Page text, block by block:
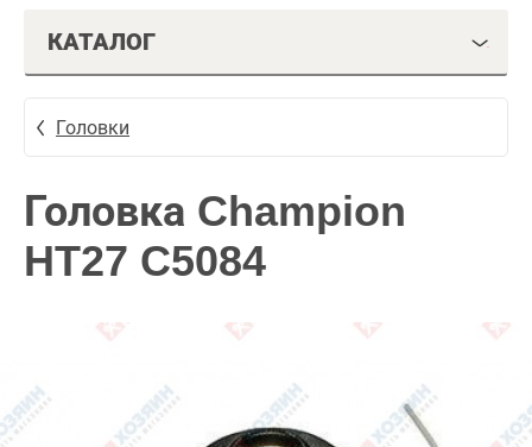
КАТАЛОГ
Головки
Головка Champion
HT27 C5084